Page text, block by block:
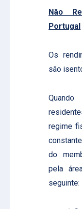
Não
Portugal
Os
são
regime
do
pela
seguinte: